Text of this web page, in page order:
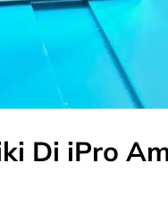
Di iPro